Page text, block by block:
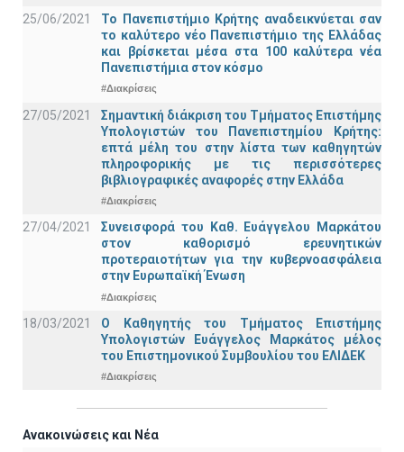
25/06/2021
Το Πανεπιστήμιο Κρήτης αναδεικνύεται σαν
το καλύτερο νέο Πανεπιστήμιο της Ελλάδας
και βρίσκεται μέσα στα 100 καλύτερα νέα
Πανεπιστήμια στον κόσμο
#Διακρίσεις
27/05/2021
Σημαντική διάκριση του Τμήματος Επιστήμης
Υπολογιστών του Πανεπιστημίου Κρήτης:
επτά μέλη του στην λίστα των καθηγητών
πληροφορικής με τις περισσότερες
βιβλιογραφικές αναφορές στην Ελλάδα
#Διακρίσεις
27/04/2021
Συνεισφορά του Καθ. Ευάγγελου Μαρκάτου
στον καθορισμό ερευνητικών
προτεραιοτήτων για την κυβερνοασφάλεια
στην Ευρωπαϊκή Ένωση
#Διακρίσεις
18/03/2021
Ο Καθηγητής του Τμήματος Επιστήμης
Υπολογιστών Ευάγγελος Μαρκάτος μέλος
του Επιστημονικού Συμβουλίου του ΕΛΙΔΕΚ
#Διακρίσεις
Ανακοινώσεις και Νέα